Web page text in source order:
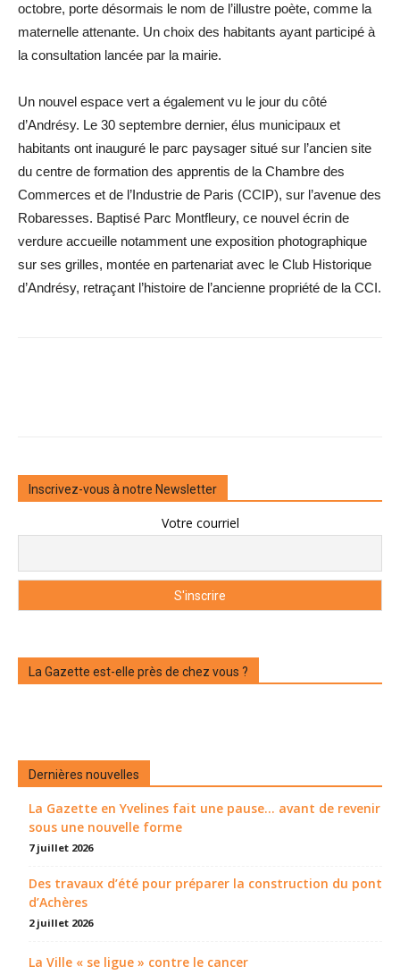
octobre, porte désormais le nom de l’illustre poète, comme la
maternelle attenante. Un choix des habitants ayant participé à
la consultation lancée par la mairie.
Un nouvel espace vert a également vu le jour du côté
d’Andrésy. Le 30 septembre dernier, élus municipaux et
habitants ont inauguré le parc paysager situé sur l’ancien site
du centre de formation des apprentis de la Chambre des
Commerces et de l’Industrie de Paris (CCIP), sur l’avenue des
Robaresses. Baptisé Parc Montfleury, ce nouvel écrin de
verdure accueille notamment une exposition photographique
sur ses grilles, montée en partenariat avec le Club Historique
d’Andrésy, retraçant l’histoire de l’ancienne propriété de la CCI.
Inscrivez-vous à notre Newsletter
Votre courriel
La Gazette est-elle près de chez vous ?
Dernières nouvelles
La Gazette en Yvelines fait une pause... avant de revenir
sous une nouvelle forme
7 juillet 2026
Des travaux d’été pour préparer la construction du pont
d’Achères
2 juillet 2026
La Ville « se ligue » contre le cancer